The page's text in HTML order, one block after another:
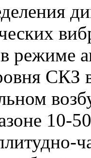
режиме
СКЗ
10-